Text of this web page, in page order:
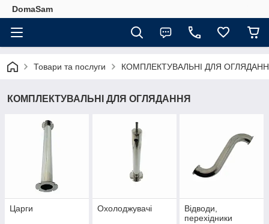
DomaSam
Товари та послуги КОМПЛЕКТУВАЛЬНІ ДЛЯ
КОМПЛЕКТУВАЛЬНІ ДЛЯ ОГЛЯДАННЯ
Царги Охолоджувачі
Відводи,
перехідники